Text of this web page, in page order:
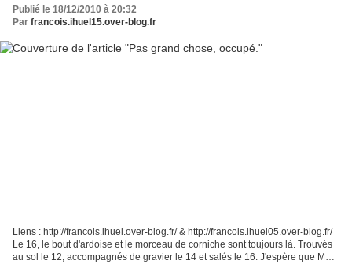
Publié le 18/12/2010 à 20:32
Par francois.ihuel15.over-blog.fr
Liens : http://francois.ihuel.over-blog.fr/ & http://francois.ihuel05.over-blog.fr/
Le 16, le bout d'ardoise et le morceau de corniche sont toujours là. Trouvés
au sol le 12, accompagnés de gravier le 14 et salés le 16. J'espère que Mme